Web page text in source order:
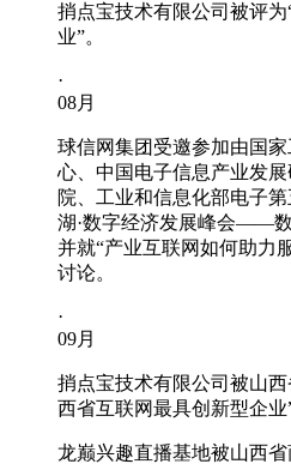
捎点宝技术有限公司被评
业”。
·
08月
球信网集团受邀参加
心、中国电子信息产业发
院、工业和信息化部电子
湖·数字经济发展峰会——数
并就“产业互联网如何助力
讨论。
·
09月
捎点宝技术有限公司被山
西省互联网最具创新型企业”
龙巅兴趣直播基地被山西省商